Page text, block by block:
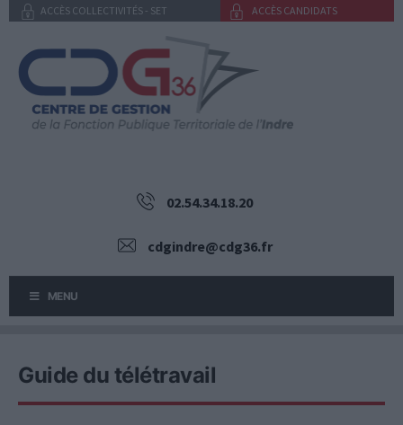
Aller
contenu
ACCÈS COLLECTIVITÉS - SET ACCÈS CANDIDATS
02.54.34.18.20
cdgindre@cdg36.fr
MENU
Guide du télétravail